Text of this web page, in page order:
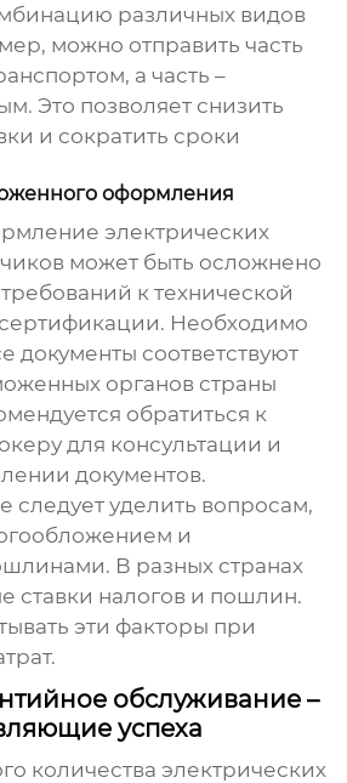
различных видов
можно отправить часть
а часть –
Это позволяет снизить
и сократить сроки
оформления
электрических
может быть осложнено
к технической
Необходимо
документы соответствуют
органов страны
обратиться к
для консультации и
документов.
следует уделить вопросам,
и
В разных странах
ставки налогов и пошлин.
эти факторы при
обслуживание –
успеха
количестваэлектрических